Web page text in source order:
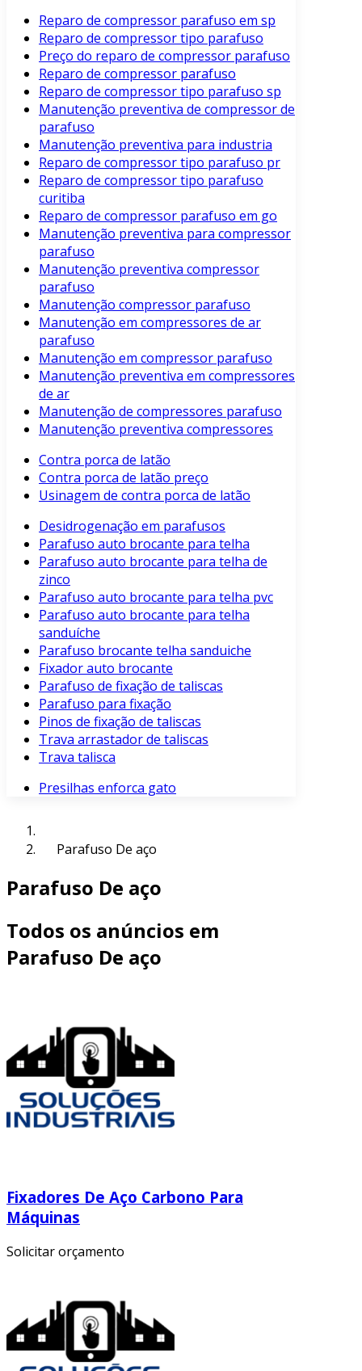
Reparo de compressor parafuso em sp
Reparo de compressor tipo parafuso
Preço do reparo de compressor parafuso
Reparo de compressor parafuso
Reparo de compressor tipo parafuso sp
Manutenção preventiva de compressor de
parafuso
Manutenção preventiva para industria
Reparo de compressor tipo parafuso pr
Reparo de compressor tipo parafuso
curitiba
Reparo de compressor parafuso em go
Manutenção preventiva para compressor
parafuso
Manutenção preventiva compressor
parafuso
Manutenção compressor parafuso
Manutenção em compressores de ar
parafuso
Manutenção em compressor parafuso
Manutenção preventiva em compressores
de ar
Manutenção de compressores parafuso
Manutenção preventiva compressores
Contra porca de latão
Contra porca de latão preço
Usinagem de contra porca de latão
Desidrogenação em parafusos
Parafuso auto brocante para telha
Parafuso auto brocante para telha de
zinco
Parafuso auto brocante para telha pvc
Parafuso auto brocante para telha
sanduíche
Parafuso brocante telha sanduiche
Fixador auto brocante
Parafuso de fixação de taliscas
Parafuso para fixação
Pinos de fixação de taliscas
Trava arrastador de taliscas
Trava talisca
Presilhas enforca gato
Parafuso De aço
Parafuso De aço
Todos os anúncios em
Parafuso De aço
Fixadores De Aço Carbono Para
Máquinas
Solicitar orçamento